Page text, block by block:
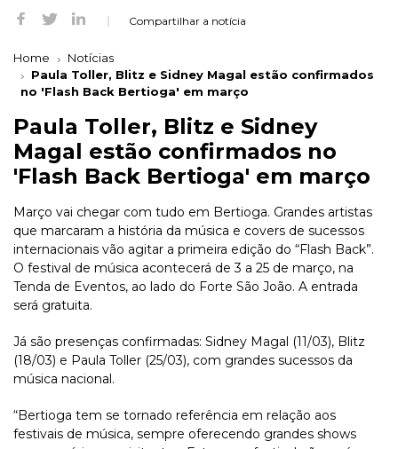
Compartilhar a notícia
Home
Notícias
Paula Toller, Blitz e Sidney Magal estão confirmados
no 'Flash Back Bertioga' em março
Paula Toller, Blitz e Sidney
Magal estão confirmados no
'Flash Back Bertioga' em março
Março vai chegar com tudo em Bertioga. Grandes artistas
que marcaram a história da música e covers de sucessos
internacionais vão agitar a primeira edição do “Flash Back”.
O festival de música acontecerá de 3 a 25 de março, na
Tenda de Eventos, ao lado do Forte São João. A entrada
será gratuita.
Já são presenças confirmadas: Sidney Magal (11/03), Blitz
(18/03) e Paula Toller (25/03), com grandes sucessos da
música nacional.
“Bertioga tem se tornado referência em relação aos
festivais de música, sempre oferecendo grandes shows